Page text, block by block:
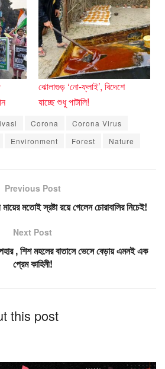
ঝোলাগুড় ‘নো-ফ্লাই’, বিদেশে
যাচ্ছে শুধু পাটালি!
Corona
Corona Virus
Environment Forest Nature
Previous Post
মতোই স্রষ্টা রয়ে গেলেন চোরাবালির নিচেই!
Next Post
, শিশ মহলের বাতাসে ভেসে বেড়ায় এমনই এক
প্রেম কাহিনী!
this post